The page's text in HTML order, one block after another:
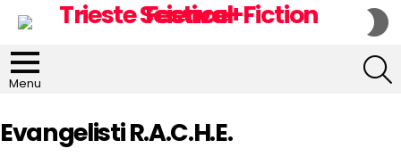
Menu
Evangelisti R.A.C.H.E.